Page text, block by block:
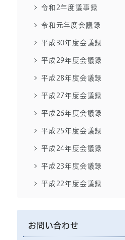
令和2年度議事録
令和元年度会議録
平成30年度会議録
平成29年度会議録
平成28年度会議録
平成27年度会議録
平成26年度会議録
平成25年度会議録
平成24年度会議録
平成23年度会議録
平成22年度会議録
お問い合わせ